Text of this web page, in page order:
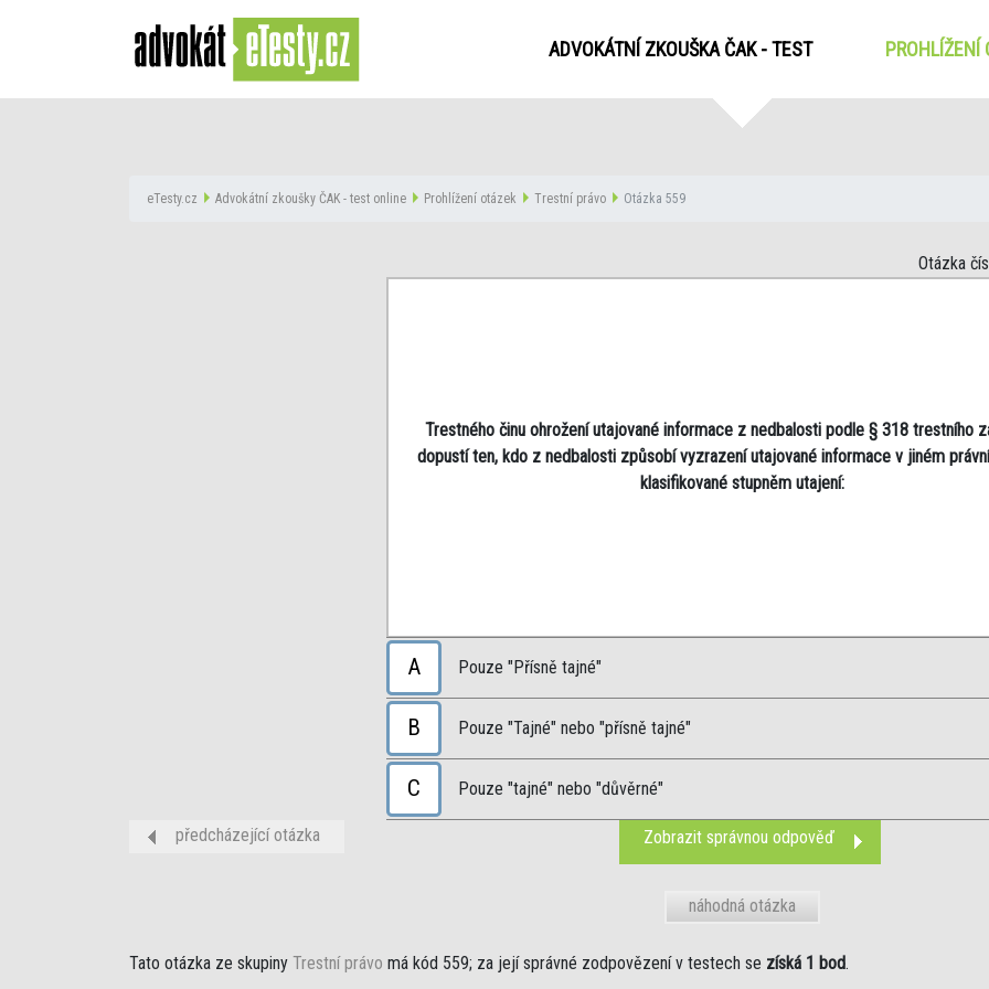
ADVOKÁTNÍ ZKOUŠKA ČAK - TEST PROHLÍŽENÍ
eTesty.cz Advokátní zkoušky ČAK - test online Prohlížení otázek Trestní právo Otázka 559
Otázka
Trestného činu ohrožení utajované informace z nedbalosti podle § 318 trestního
dopustí ten, kdo z nedbalosti způsobí vyzrazení utajované informace v jiném
klasifikované stupněm utajení:
A Pouze "Přísně tajné"
B Pouze "Tajné" nebo "přísně tajné"
C Pouze "tajné" nebo "důvěrné"
Zobrazit správnou odpověď
předcházející otázka
náhodná otázka
Tato otázka ze skupiny Trestní právo má kód 559; za její správné zodpovězení v testech se získá 1 bod.